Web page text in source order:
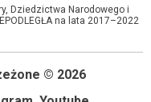
Dziedzictwa Narodowego i
na lata 2017–2022
© 2026